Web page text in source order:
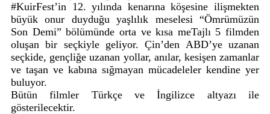
#KuirFest’in 12. yılında kenarına köşesine ilişmekten
büyük onur duyduğu yaşlılık meselesi “Ömrümüzün
Son Demi” bölümünde orta ve kısa meTajlı 5 filmden
oluşan bir seçkiyle geliyor. Çin’den ABD’ye uzanan
seçkide, gençliğe uzanan yollar, anılar, kesişen zamanlar
ve taşan ve kabına sığmayan mücadeleler kendine yer
buluyor.
Bütün filmler Türkçe ve İngilizce altyazı ile
gösterilecektir.